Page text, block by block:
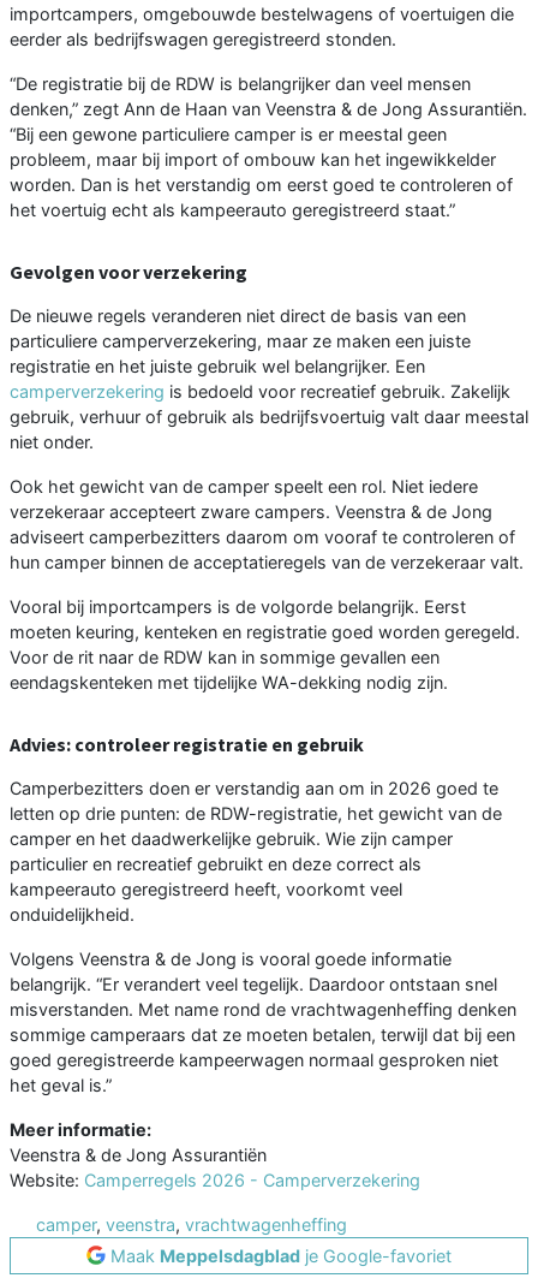
importcampers, omgebouwde bestelwagens of voertuigen die
eerder als bedrijfswagen geregistreerd stonden.
“De registratie bij de RDW is belangrijker dan veel mensen
denken,” zegt Ann de Haan van Veenstra & de Jong Assurantiën.
“Bij een gewone particuliere camper is er meestal geen
probleem, maar bij import of ombouw kan het ingewikkelder
worden. Dan is het verstandig om eerst goed te controleren of
het voertuig echt als kampeerauto geregistreerd staat.”
Gevolgen voor verzekering
De nieuwe regels veranderen niet direct de basis van een
particuliere camperverzekering, maar ze maken een juiste
registratie en het juiste gebruik wel belangrijker. Een
camperverzekering is bedoeld voor recreatief gebruik. Zakelijk
gebruik, verhuur of gebruik als bedrijfsvoertuig valt daar meestal
niet onder.
Ook het gewicht van de camper speelt een rol. Niet iedere
verzekeraar accepteert zware campers. Veenstra & de Jong
adviseert camperbezitters daarom om vooraf te controleren of
hun camper binnen de acceptatieregels van de verzekeraar valt.
Vooral bij importcampers is de volgorde belangrijk. Eerst
moeten keuring, kenteken en registratie goed worden geregeld.
Voor de rit naar de RDW kan in sommige gevallen een
eendagskenteken met tijdelijke WA-dekking nodig zijn.
Advies: controleer registratie en gebruik
Camperbezitters doen er verstandig aan om in 2026 goed te
letten op drie punten: de RDW-registratie, het gewicht van de
camper en het daadwerkelijke gebruik. Wie zijn camper
particulier en recreatief gebruikt en deze correct als
kampeerauto geregistreerd heeft, voorkomt veel
onduidelijkheid.
Volgens Veenstra & de Jong is vooral goede informatie
belangrijk. “Er verandert veel tegelijk. Daardoor ontstaan snel
misverstanden. Met name rond de vrachtwagenheffing denken
sommige camperaars dat ze moeten betalen, terwijl dat bij een
goed geregistreerde kampeerwagen normaal gesproken niet
het geval is.”
Meer informatie:
Veenstra & de Jong Assurantiën
Website: Camperregels 2026 - Camperverzekering
camper, veenstra, vrachtwagenheffing
Maak Meppelsdagblad je Google-favoriet